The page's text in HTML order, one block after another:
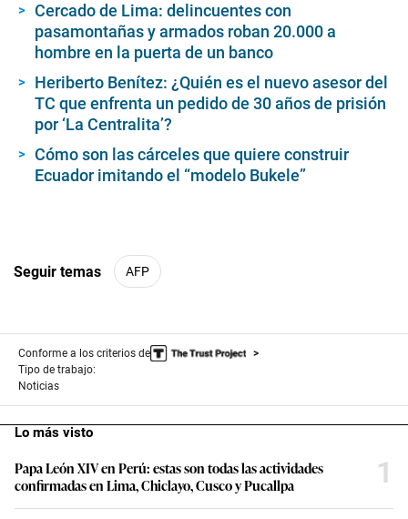
Cercado de Lima: delincuentes con
pasamontañas y armados roban 20.000 a
hombre en la puerta de un banco
Heriberto Benítez: ¿Quién es el nuevo asesor del
TC que enfrenta un pedido de 30 años de prisión
por ‘La Centralita’?
Cómo son las cárceles que quiere construir
Ecuador imitando el “modelo Bukele”
Seguir temas AFP
Conforme a los criterios de
Tipo de trabajo:
Noticias
Lo más visto
Papa León XIV en Perú: estas son todas las actividades
confirmadas en Lima, Chiclayo, Cusco y Pucallpa
1